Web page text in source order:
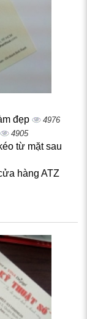
đẹp 4976
4905
từ mặt sau
hàng ATZ